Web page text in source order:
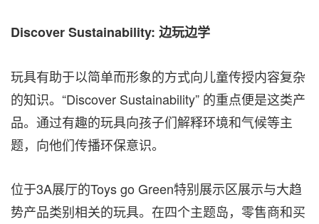
Discover Sustainability: 边玩边学
玩具有助于以简单而形象的方式向儿童传授内容复杂
的知识。“Discover Sustainability” 的重点便是这类产
品。通过有趣的玩具向孩子们解释环境和气候等主
题，向他们传播环保意识。
位于3A展厅的Toys go Green特别展示区展示与大趋
势产品类别相关的玩具。在四个主题岛，零售商和买